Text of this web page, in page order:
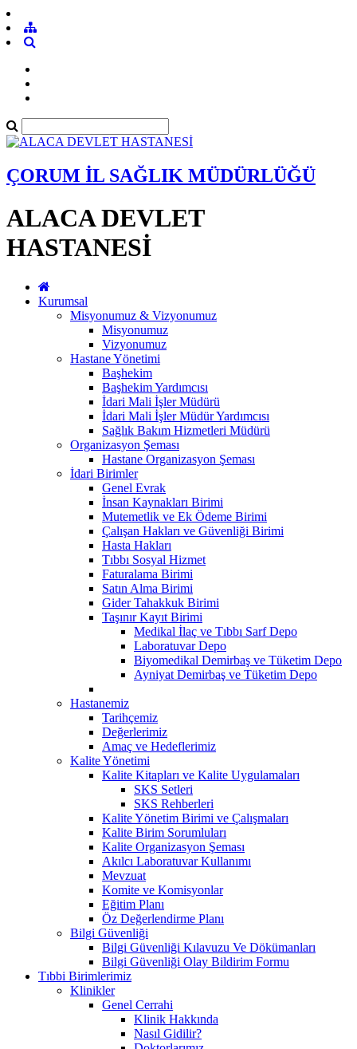
ÇORUM İL SAĞLIK MÜDÜRLÜĞÜ
ALACA DEVLET
HASTANESİ
Kurumsal
Misyonumuz & Vizyonumuz
Misyonumuz
Vizyonumuz
Hastane Yönetimi
Başhekim
Başhekim Yardımcısı
İdari Mali İşler Müdürü
İdari Mali İşler Müdür Yardımcısı
Sağlık Bakım Hizmetleri Müdürü
Organizasyon Şeması
Hastane Organizasyon Şeması
İdari Birimler
Genel Evrak
İnsan Kaynakları Birimi
Mutemetlik ve Ek Ödeme Birimi
Çalışan Hakları ve Güvenliği Birimi
Hasta Hakları
Tıbbı Sosyal Hizmet
Faturalama Birimi
Satın Alma Birimi
Gider Tahakkuk Birimi
Taşınır Kayıt Birimi
Medikal İlaç ve Tıbbı Sarf Depo
Laboratuvar Depo
Biyomedikal Demirbaş ve Tüketim Depo
Ayniyat Demirbaş ve Tüketim Depo
Hastanemiz
Tarihçemiz
Değerlerimiz
Amaç ve Hedeflerimiz
Kalite Yönetimi
Kalite Kitapları ve Kalite Uygulamaları
SKS Setleri
SKS Rehberleri
Kalite Yönetim Birimi ve Çalışmaları
Kalite Birim Sorumluları
Kalite Organizasyon Şeması
Akılcı Laboratuvar Kullanımı
Mevzuat
Komite ve Komisyonlar
Eğitim Planı
Öz Değerlendirme Planı
Bilgi Güvenliği
Bilgi Güvenliği Kılavuzu Ve Dökümanları
Bilgi Güvenliği Olay Bildirim Formu
Tıbbi Birimlerimiz
Klinikler
Genel Cerrahi
Klinik Hakkında
Nasıl Gidilir?